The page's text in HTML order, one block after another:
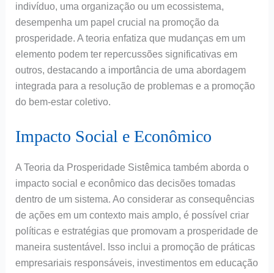
indivíduo, uma organização ou um ecossistema,
desempenha um papel crucial na promoção da
prosperidade. A teoria enfatiza que mudanças em um
elemento podem ter repercussões significativas em
outros, destacando a importância de uma abordagem
integrada para a resolução de problemas e a promoção
do bem-estar coletivo.
Impacto Social e Econômico
A Teoria da Prosperidade Sistêmica também aborda o
impacto social e econômico das decisões tomadas
dentro de um sistema. Ao considerar as consequências
de ações em um contexto mais amplo, é possível criar
políticas e estratégias que promovam a prosperidade de
maneira sustentável. Isso inclui a promoção de práticas
empresariais responsáveis, investimentos em educação